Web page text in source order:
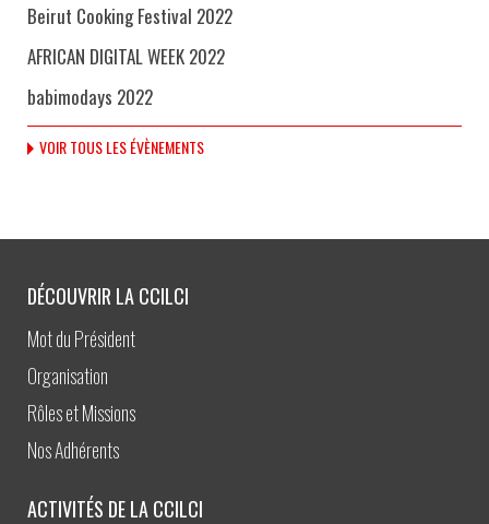
Beirut Cooking Festival 2022
AFRICAN DIGITAL WEEK 2022
babimodays 2022
VOIR TOUS LES ÉVÈNEMENTS
DÉCOUVRIR LA CCILCI
Mot du Président
Organisation
Rôles et Missions
Nos Adhérents
ACTIVITÉS DE LA CCILCI